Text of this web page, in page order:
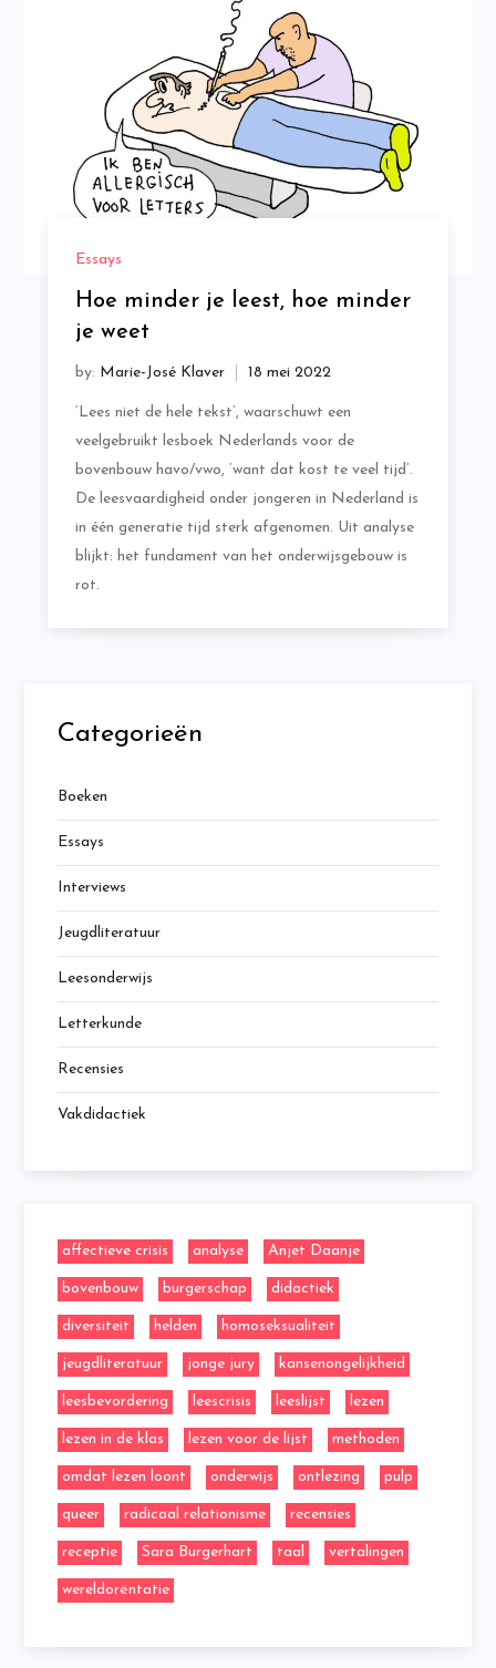
Essays
Hoe minder je leest, hoe minder
je weet
by: Marie-José Klaver
‘Lees niet de hele tekst’, waarschuwt een
veelgebruikt lesboek Nederlands voor de
bovenbouw havo/vwo, ‘want dat kost te veel tijd’.
De leesvaardigheid onder jongeren in Nederland is
in één generatie tijd sterk afgenomen. Uit analyse
blijkt: het fundament van het onderwijsgebouw is
rot.
Categorieën
Boeken
Essays
Interviews
Jeugdliteratuur
Leesonderwijs
Letterkunde
Recensies
Vakdidactiek
affectieve crisis analyse Anjet Daanje
bovenbouw burgerschap didactiek
diversiteit helden homoseksualiteit
jeugdliteratuur jonge jury kansenongelijkheid
leesbevordering leescrisis leeslijst lezen
lezen in de klas lezen voor de lijst methoden
omdat lezen loont onderwijs ontlezing pulp
queer radicaal relationisme recensies
receptie Sara Burgerhart taal vertalingen
wereldorëntatie